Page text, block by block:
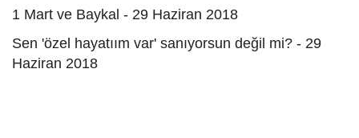
1 Mart ve Baykal - 29 Haziran 2018
Sen 'özel hayatıım var' sanıyorsun değil mi? - 29
Haziran 2018